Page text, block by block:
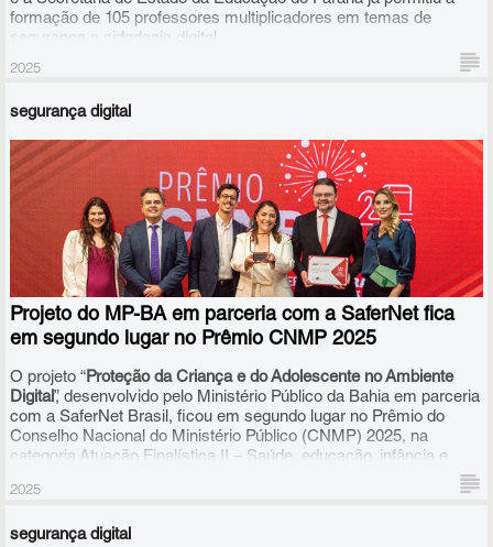
formação de 105 professores multiplicadores em temas de
segurança e cidadania digital.
2025
segurança digital
Projeto do MP-BA em parceria com a SaferNet fica
em segundo lugar no Prêmio CNMP 2025
O projeto “Proteção da Criança e do Adolescente no Ambiente
Digital”, desenvolvido pelo Ministério Público da Bahia em parceria
com a SaferNet Brasil, ficou em segundo lugar no Prêmio do
Conselho Nacional do Ministério Público (CNMP) 2025, na
categoria Atuação Finalística II – Saúde, educação, infância e
2025
segurança digital